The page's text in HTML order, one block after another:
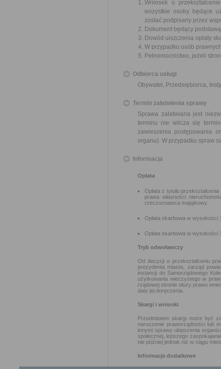
Wniosek o
wszystkie osoby będące
zostać podpisany przez
Dokument będący
Dowód uiszczenia opłaty
W przypadku osób
Pełnomocnictwo, jeżeli
Odbiorca usługi
Obywatel, Przedsiębiorca,
Termin załatwienia sprawy
Sprawa załatwiana jest
terminu nie wlicza się
zawieszenia postępowania
organu). W przypadku spraw
Informacja
Opłata
Opłata z tytułu
prawa własności
rzeczoznawca majątkowy.
Opłata skarbowa w wysokości
Opłata skarbowa w wysokości
Tryb odwoławczy
Od decyzji o przekształceniu
prezydenta miasta, zarząd
instancji do Samorządowego
użytkowania wieczystego w
rządowej stronie służy prawo
daty jej doręczenia.
Skargi i wnioski
Przedmiotem skargi może być
naruszenie praworządności lub
innymi sprawy ulepszenia
społecznej, lepszego
nie później jednak niż w ciągu
Informacje dodatkowe